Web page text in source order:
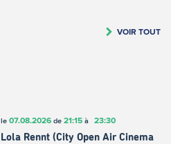
VOIR TOUT
le 07.08.2026de 21:15à 23:30
Lola Rennt (City Open Air Cinema